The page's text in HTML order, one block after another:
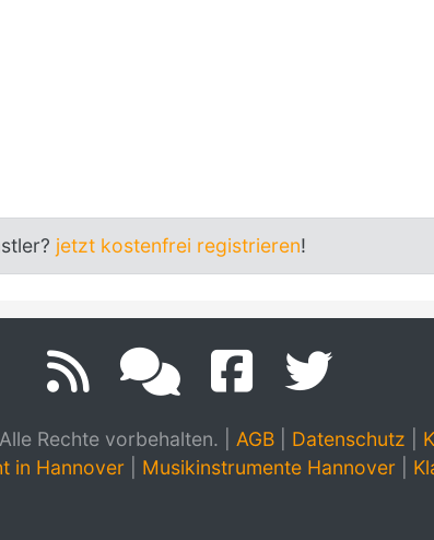
jetzt kostenfrei registrieren!
Rechte vorbehalten. AGB| Datenschutz
in Hannover Musikinstrumente Hannover